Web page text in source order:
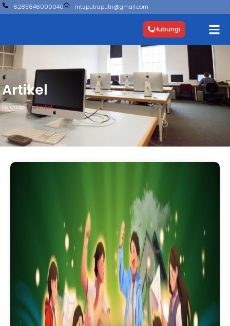
6285846000040 mtsputraputri@gmail.com
Hubungi
Artikel
Beranda Artikel